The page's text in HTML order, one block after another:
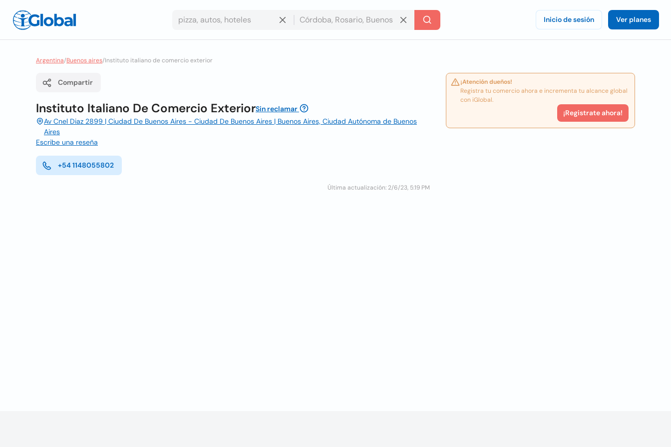
Inicio de sesión Ver planes
Argentina/Buenos aires/Instituto italiano de comercio exterior
Compartir
Instituto Italiano De Comercio ExteriorSin reclamar
Av Cnel Diaz 2899 | Ciudad De Buenos Aires - Ciudad De Buenos Aires | Buenos Aires, Ciudad Autónoma de Buenos
Aires
Escribe una reseña
+54 1148055802
Última actualización: 2/6/23, 5:19 PM
¡Atención dueños!
Registra tu comercio ahora e incrementa tu alcance global
con iGlobal.
¡Registrate ahora!